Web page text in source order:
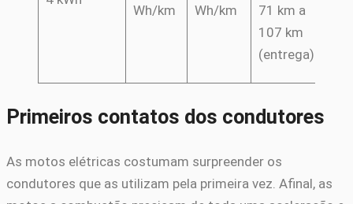
Wh/km
Wh/km
71 km a
107 km
(entrega)
Primeiros contatos dos condutores
As motos elétricas costumam surpreender os
condutores que as utilizam pela primeira vez. Afinal, as